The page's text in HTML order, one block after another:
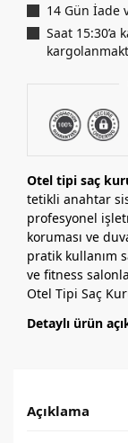
14 Gün İade
Saat
Otel tipi saç
tetikli anahtar
profesyonel
koruması ve
pratik kullanım
ve fitness
Otel Tipi Saç
Detaylı ürün
Açıklama